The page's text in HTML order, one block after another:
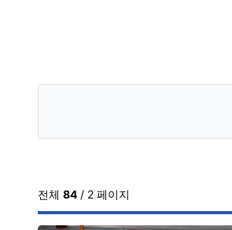
전체 84/ 2 페이지